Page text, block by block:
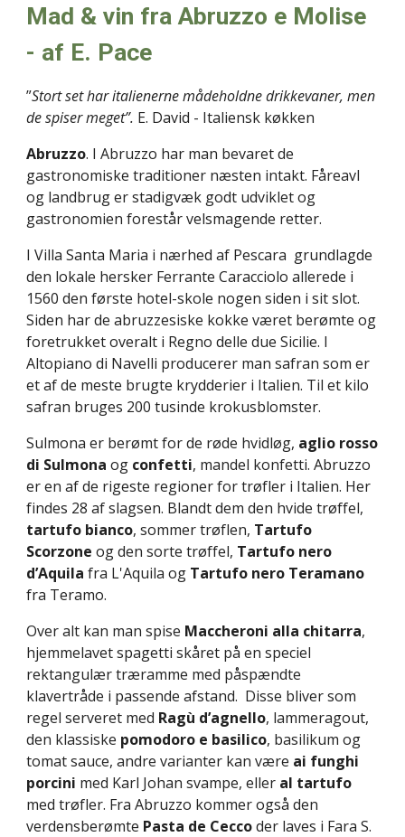
Mad & vin fra Abruzzo e Molise
- af E. Pace
”Stort set har italienerne mådeholdne drikkevaner, men
de spiser meget”. E. David - Italiensk køkken
Abruzzo. I Abruzzo har man bevaret de
gastronomiske traditioner næsten intakt. Fåreavl
og landbrug er stadigvæk godt udviklet og
gastronomien forestår velsmagende retter.
I Villa Santa Maria i nærhed af Pescara  grundlagde
den lokale hersker Ferrante Caracciolo allerede i
1560 den første hotel-skole nogen siden i sit slot.
Siden har de abruzzesiske kokke været berømte og
foretrukket overalt i Regno delle due Sicilie. I
Altopiano di Navelli producerer man safran som er
et af de meste brugte krydderier i Italien. Til et kilo
safran bruges 200 tusinde krokusblomster.
Sulmona er berømt for de røde hvidløg, aglio rosso
di Sulmona og confetti, mandel konfetti. Abruzzo
er en af de rigeste regioner for trøfler i Italien. Her
tartufo bianco, sommer trøflen, Tartufo
Scorzone og den sorte trøffel, Tartufo nero
d’Aquila fra L'Aquila og Tartufo nero Teramano
fra Teramo.
Over alt kan man spise Maccheroni alla chitarra,
hjemmelavet spagetti skåret på en speciel
rektangulær træramme med påspændte
klavertråde i passende afstand.  Disse bliver som
regel serveret med Ragù d’agnello, lammeragout,
den klassiske pomodoro e basilico, basilikum og
tomat sauce, andre varianter kan være ai funghi
porcini med Karl Johan svampe, eller al tartufo
med trøfler. Fra Abruzzo kommer også den
verdensberømte Pasta de Cecco der laves i Fara S.